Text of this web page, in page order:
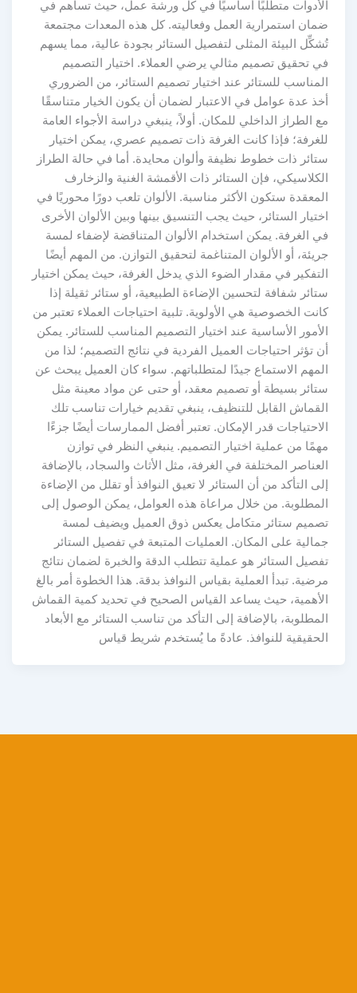
الأدوات متطلبًا أساسيًا في كل ورشة عمل، حيث تساهم في
ضمان استمرارية العمل وفعاليته. كل هذه المعدات مجتمعة
تُشكِّل البيئة المثلى لتفصيل الستائر بجودة عالية، مما يسهم
في تحقيق تصميم مثالي يرضي العملاء. اختيار التصميم
المناسب للستائر عند اختيار تصميم الستائر، من الضروري
أخذ عدة عوامل في الاعتبار لضمان أن يكون الخيار متناسقًا
مع الطراز الداخلي للمكان. أولاً، ينبغي دراسة الأجواء العامة
للغرفة؛ فإذا كانت الغرفة ذات تصميم عصري، يمكن اختيار
ستائر ذات خطوط نظيفة وألوان محايدة. أما في حالة الطراز
الكلاسيكي، فإن الستائر ذات الأقمشة الغنية والزخارف
المعقدة ستكون الأكثر مناسبة. الألوان تلعب دورًا محوريًا في
اختيار الستائر، حيث يجب التنسيق بينها وبين الألوان الأخرى
في الغرفة. يمكن استخدام الألوان المتناقضة لإضفاء لمسة
جريئة، أو الألوان المتناغمة لتحقيق التوازن. من المهم أيضًا
التفكير في مقدار الضوء الذي يدخل الغرفة، حيث يمكن اختيار
ستائر شفافة لتحسين الإضاءة الطبيعية، أو ستائر ثقيلة إذا
كانت الخصوصية هي الأولوية. تلبية احتياجات العملاء تعتبر من
الأمور الأساسية عند اختيار التصميم المناسب للستائر. يمكن
أن تؤثر احتياجات العميل الفردية في نتائج التصميم؛ لذا من
المهم الاستماع جيدًا لمتطلباتهم. سواء كان العميل يبحث عن
ستائر بسيطة أو تصميم معقد، أو حتى عن مواد معينة مثل
القماش القابل للتنظيف، ينبغي تقديم خيارات تناسب تلك
الاحتياجات قدر الإمكان. تعتبر أفضل الممارسات أيضًا جزءًا
مهمًا من عملية اختيار التصميم. ينبغي النظر في توازن
العناصر المختلفة في الغرفة، مثل الأثاث والسجاد، بالإضافة
إلى التأكد من أن الستائر لا تعيق النوافذ أو تقلل من الإضاءة
المطلوبة. من خلال مراعاة هذه العوامل، يمكن الوصول إلى
تصميم ستائر متكامل يعكس ذوق العميل ويضيف لمسة
جمالية على المكان. العمليات المتبعة في تفصيل الستائر
تفصيل الستائر هو عملية تتطلب الدقة والخبرة لضمان نتائج
مرضية. تبدأ العملية بقياس النوافذ بدقة. هذا الخطوة أمر بالغ
الأهمية، حيث يساعد القياس الصحيح في تحديد كمية القماش
المطلوبة، بالإضافة إلى التأكد من تناسب الستائر مع الأبعاد
الحقيقية للنوافذ. عادةً ما يُستخدم شريط قياس